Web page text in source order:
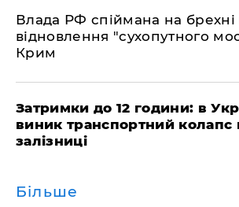
Влада РФ спіймана на брехні
відновлення "сухопутного
Крим
Затримки до 12 години: в
виник транспортний колапс
залізниці
Більше